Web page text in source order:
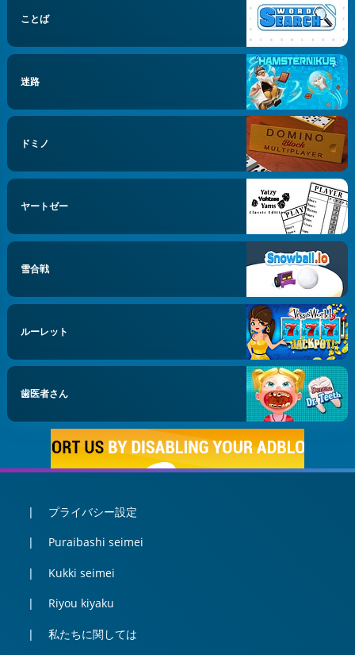
ことば
迷路
ドミノ
ヤートゼー
雪合戦
ルーレット
歯医者さん
プライバシー設定
Puraibashi seimei
Kukki seimei
Riyou kiyaku
私たちに関しては